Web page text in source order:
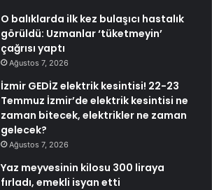
O balıklarda ilk kez bulaşıcı hastalık
görüldü: Uzmanlar ‘tüketmeyin’
çağrısı yaptı
Ağustos 7, 2026
İzmir GEDİZ elektrik kesintisi! 22-23
Temmuz İzmir’de elektrik kesintisi ne
zaman bitecek, elektrikler ne zaman
gelecek?
Ağustos 7, 2026
Yaz meyvesinin kilosu 300 liraya
fırladı, emekli isyan etti